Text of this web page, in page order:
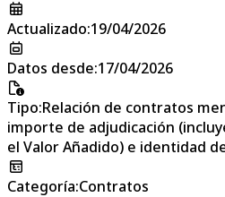
Actualizado:19/04/2026
Datos desde:17/04/2026
Tipo:Relación de contratos
importe de adjudicación
el Valor Añadido) e identidad
Categoría:Contratos